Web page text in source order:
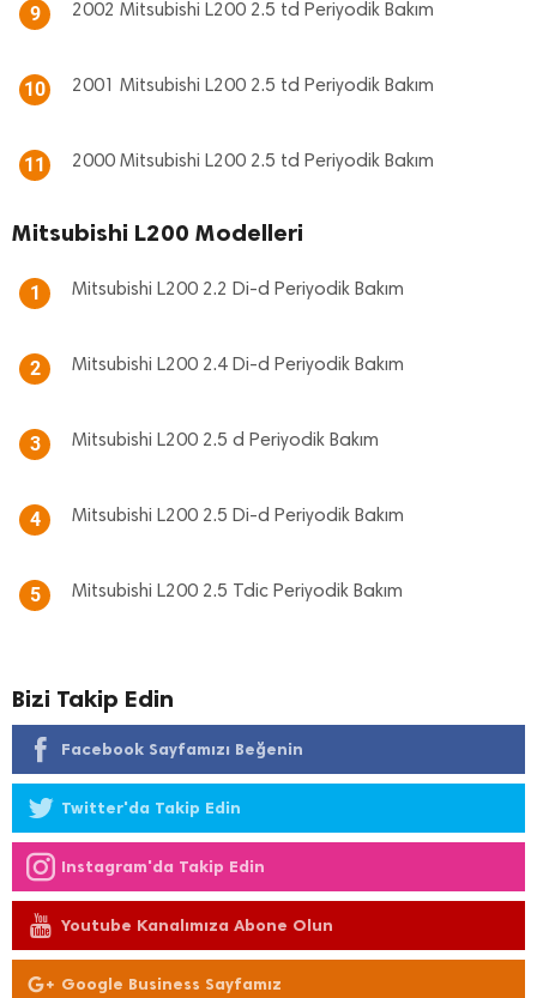
9 2002 Mitsubishi L200 2.5 td Periyodik Bakım
10 2001 Mitsubishi L200 2.5 td Periyodik Bakım
11 2000 Mitsubishi L200 2.5 td Periyodik Bakım
Mitsubishi L200 Modelleri
1 Mitsubishi L200 2.2 Di-d Periyodik Bakım
2 Mitsubishi L200 2.4 Di-d Periyodik Bakım
3 Mitsubishi L200 2.5 d Periyodik Bakım
4 Mitsubishi L200 2.5 Di-d Periyodik Bakım
5 Mitsubishi L200 2.5 Tdic Periyodik Bakım
Bizi Takip Edin
Facebook Sayfamızı Beğenin
Twitter'da Takip Edin
Instagram'da Takip Edin
Youtube Kanalımıza Abone Olun
Google Business Sayfamız